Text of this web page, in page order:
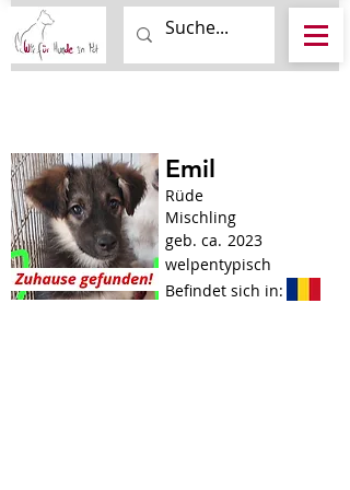
Emil
Rüde
Mischling
geb. ca. 2023
welpentypisch
Befindet sich in: